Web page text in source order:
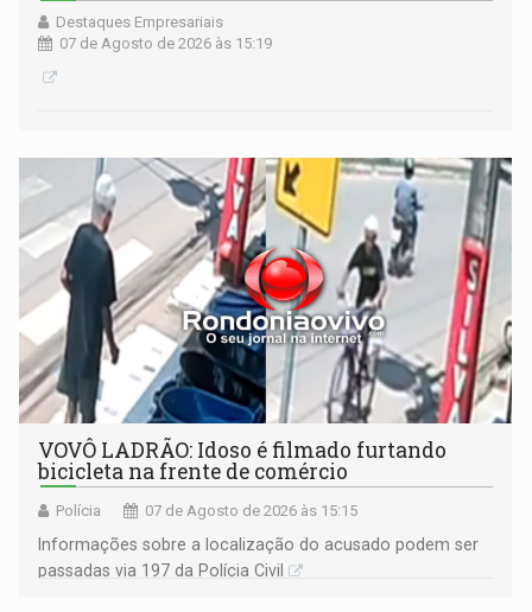
Destaques Empresariais
07 de Agosto de 2026 às 15:19
VOVÔ LADRÃO: Idoso é filmado furtando
bicicleta na frente de comércio
Polícia 07 de Agosto de 2026 às 15:15
Informações sobre a localização do acusado podem ser
passadas via 197 da Polícia Civil